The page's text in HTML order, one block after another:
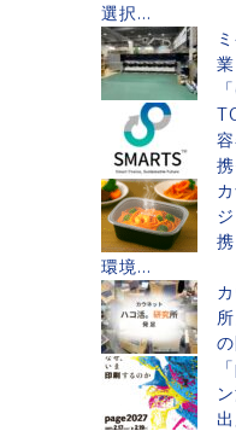
選択...
環境...